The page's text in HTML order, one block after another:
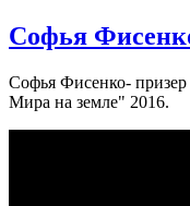
Софья
Софья Фисенко-
Мира на земле" 2016.